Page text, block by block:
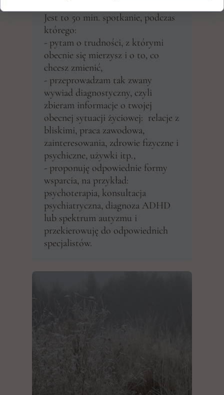
Jest to 50 min. spotkanie, podczas
którego:
- pytam o trudności, z którymi
obecnie się mierzysz i o to, co
chcesz zmienić,
- przeprowadzam tak zwany
wywiad diagnostyczny, czyli
zbieram informacje o twojej
obecnej sytuacji życiowej: relacje z
bliskimi, praca zawodowa,
zainteresowania, zdrowie fizyczne i
psychiczne, używki itp.,
- proponuję odpowiednie formy
wsparcia, na przykład:
psychoterapia, konsultacja
psychiatryczna, diagnoza ADHD
lub spektrum autyzmu i
przekierowuję do odpowiednich
specjalistów.